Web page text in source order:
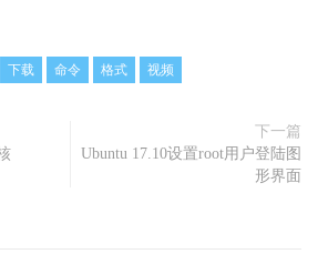
下载 命令 格式 视频
下一篇
Ubuntu 17.10设置root用户登陆图
形界面